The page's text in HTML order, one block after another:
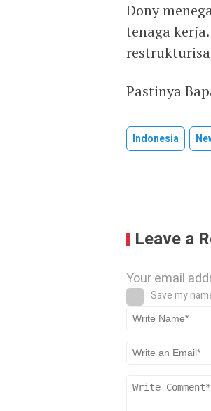
Dony
tenaga
Pastinya
Indonesia
Leave a
Your email
Save my